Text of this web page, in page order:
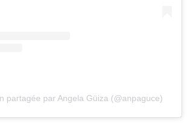
partagée par Angela Güiza (@anpaguce)